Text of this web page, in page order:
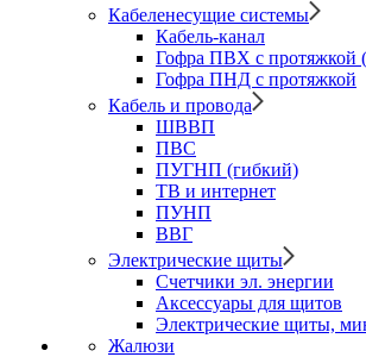
Кабеленесущие системы
Кабель-канал
Гофра ПВХ с протяжкой
Гофра ПНД с протяжкой
Кабель и провода
ШВВП
ПВС
ПУГНП (гибкий)
ТВ и интернет
ПУНП
ВВГ
Электрические щиты
Счетчики эл. энергии
Аксессуары для щитов
Электрические щиты,
Жалюзи